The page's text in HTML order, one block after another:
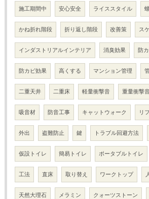
施工期間中 安心安全 ライススタイル
かね折れ階段 折り返し階段 改善策 ス
インダストリアルインテリア 消臭効果 防
防カビ効果 高くする マンション管理
二重天井 二重床 軽量衝撃音 重量衝撃
吸音材 防音工事 キャットウォーク リ
外出 盗難防止 鍵 トラブル回避方法
仮設トイレ 簡易トイレ ポータブルトイレ
工法 直床 取り替え ワークトップ
天然大理石 メラミン クォーツストーン